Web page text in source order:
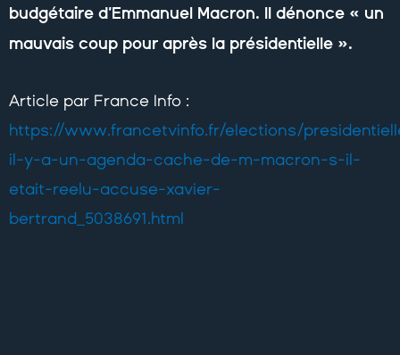
budgétaire d’Emmanuel Macron. Il dénonce « un
mauvais coup pour après la présidentielle ».
Article par France Info :
https://www.francetvinfo.fr/elections/
il-y-a-un-agenda-cache-de-m-macron-s-il-
etait-reelu-accuse-xavier-
bertrand_5038691.html